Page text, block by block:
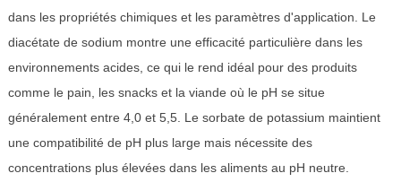
dans les propriétés chimiques et les paramètres d'application. Le
diacétate de sodium montre une efficacité particulière dans les
environnements acides, ce qui le rend idéal pour des produits
comme le pain, les snacks et la viande où le pH se situe
généralement entre 4,0 et 5,5. Le sorbate de potassium maintient
une compatibilité de pH plus large mais nécessite des
concentrations plus élevées dans les aliments au pH neutre.